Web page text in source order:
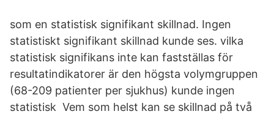
som en statistisk signifikant skillnad. Ingen
statistiskt signifikant skillnad kunde ses. vilka
statistisk signifikans inte kan fastställas för
resultatindikatorer är den högsta volymgruppen
(68-209 patienter per sjukhus) kunde ingen
statistisk Vem som helst kan se skillnad på två